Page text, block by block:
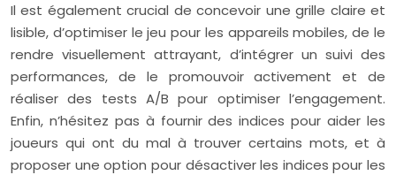
Il est également crucial de concevoir une grille claire et
lisible, d’optimiser le jeu pour les appareils mobiles, de le
rendre visuellement attrayant, d’intégrer un suivi des
performances, de le promouvoir activement et de
réaliser des tests A/B pour optimiser l’engagement.
Enfin, n’hésitez pas à fournir des indices pour aider les
joueurs qui ont du mal à trouver certains mots, et à
proposer une option pour désactiver les indices pour les